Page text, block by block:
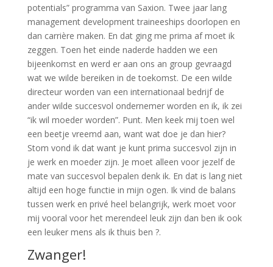
potentials” programma van Saxion. Twee jaar lang
management development traineeships doorlopen en
dan carrière maken. En dat ging me prima af moet ik
zeggen. Toen het einde naderde hadden we een
bijeenkomst en werd er aan ons an group gevraagd
wat we wilde bereiken in de toekomst. De een wilde
directeur worden van een internationaal bedrijf de
ander wilde succesvol ondernemer worden en ik, ik zei
“ik wil moeder worden”. Punt. Men keek mij toen wel
een beetje vreemd aan, want wat doe je dan hier?
Stom vond ik dat want je kunt prima succesvol zijn in
je werk en moeder zijn. Je moet alleen voor jezelf de
mate van succesvol bepalen denk ik. En dat is lang niet
altijd een hoge functie in mijn ogen. Ik vind de balans
tussen werk en privé heel belangrijk, werk moet voor
mij vooral voor het merendeel leuk zijn dan ben ik ook
een leuker mens als ik thuis ben ?.
Zwanger!